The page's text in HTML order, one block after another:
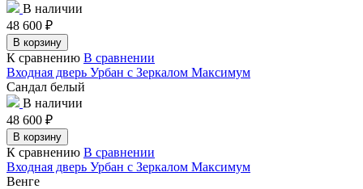
В наличии
48 600 ₽
В корзину
К сравнению В сравнении
Входная дверь Урбан с Зеркалом Максимум
Сандал белый
В наличии
48 600 ₽
В корзину
К сравнению В сравнении
Входная дверь Урбан с Зеркалом Максимум
Венге